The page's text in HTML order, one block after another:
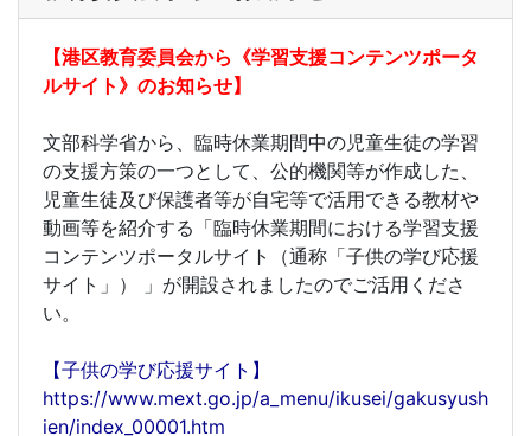
【港区教育委員会から《学習支援コンテンツポータ
ルサイト》のお知らせ】
文部科学省から、臨時休業期間中の児童生徒の学習
の支援方策の一つとして、公的機関等が作成した、
児童生徒及び保護者等が自宅等で活用できる教材や
動画等を紹介する「臨時休業期間における学習支援
コンテンツポータルサイト（通称「子供の学び応援
サイト」） 」が開設されましたのでご活用くださ
い。
【子供の学び応援サイト】
https://www.mext.go.jp/a_menu/ikusei/gakusyush
ien/index_00001.htm